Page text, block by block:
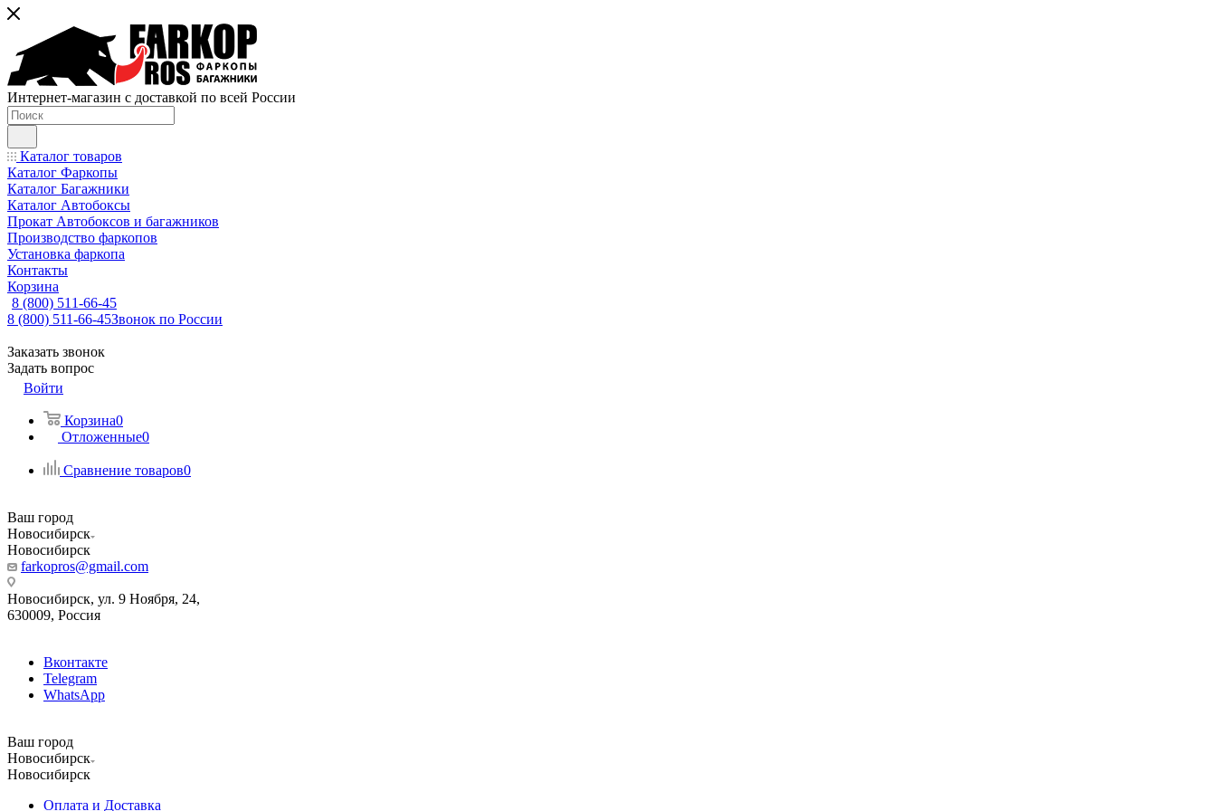
Интернет-магазин с доставкой по всей России
Каталог товаров
Каталог Фаркопы
Каталог Багажники
Каталог Автобоксы
Прокат Автобоксов и багажников
Производство фаркопов
Установка фаркопа
Контакты
Корзина
8 (800) 511-66-45
8 (800) 511-66-45Звонок по России
Заказать звонок
Задать вопрос
Войти
Корзина0
Отложенные0
Сравнение товаров0
Ваш город
Новосибирск
Новосибирск
farkopros@gmail.com
Новосибирск, ул. 9 Ноября, 24,
630009, Россия
Вконтакте
Telegram
WhatsApp
Ваш город
Новосибирск
Новосибирск
Оплата и Доставка